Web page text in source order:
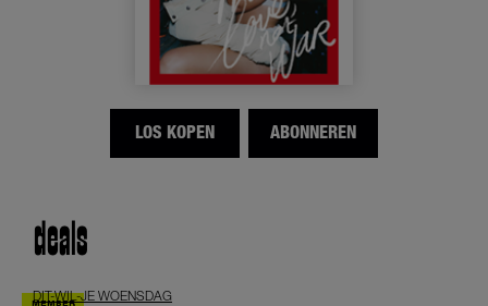
LOS KOPEN ABONNEREN
deals
DIT-WIL-JE WOENSDAG